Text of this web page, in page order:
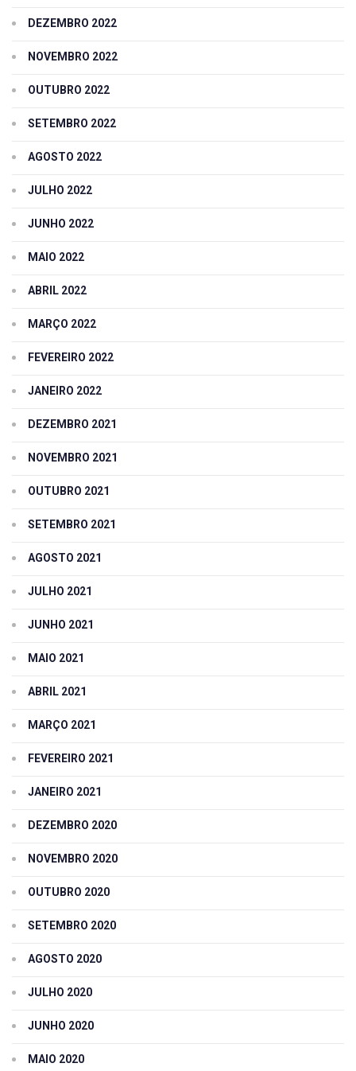
DEZEMBRO 2022
NOVEMBRO 2022
OUTUBRO 2022
SETEMBRO 2022
AGOSTO 2022
JULHO 2022
JUNHO 2022
MAIO 2022
ABRIL 2022
MARÇO 2022
FEVEREIRO 2022
JANEIRO 2022
DEZEMBRO 2021
NOVEMBRO 2021
OUTUBRO 2021
SETEMBRO 2021
AGOSTO 2021
JULHO 2021
JUNHO 2021
MAIO 2021
ABRIL 2021
MARÇO 2021
FEVEREIRO 2021
JANEIRO 2021
DEZEMBRO 2020
NOVEMBRO 2020
OUTUBRO 2020
SETEMBRO 2020
AGOSTO 2020
JULHO 2020
JUNHO 2020
MAIO 2020